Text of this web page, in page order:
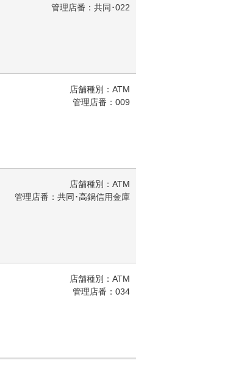
管理店番：共同･022
店舗種別：ATM
管理店番：009
店舗種別：ATM
管理店番：共同･高鍋信用金庫
店舗種別：ATM
管理店番：034